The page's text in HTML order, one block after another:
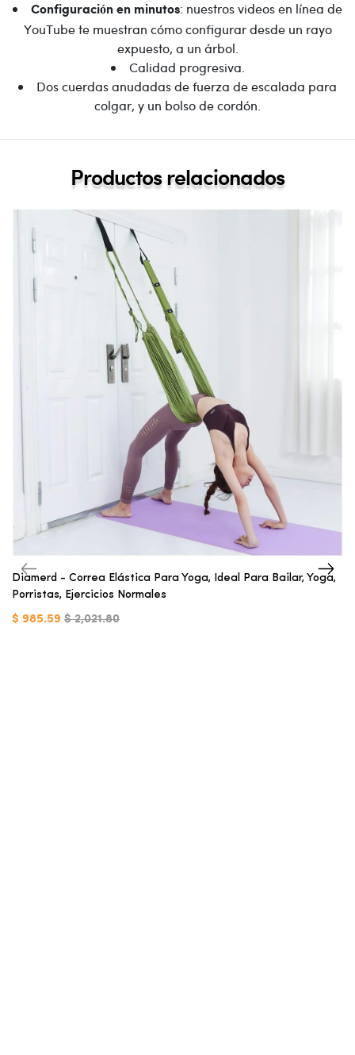
Configuración en minutos: nuestros videos en línea de
YouTube te muestran cómo configurar desde un rayo
expuesto, a un árbol.
Calidad progresiva.
Dos cuerdas anudadas de fuerza de escalada para
colgar, y un bolso de cordón.
Productos relacionados
Diamerd - Correa Elástica Para Yoga, Ideal Para Bailar, Yoga,
Porristas, Ejercicios Normales
$ 985.59 $ 2,021.80